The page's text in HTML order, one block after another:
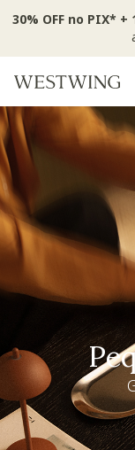
30% OFF no PIX*